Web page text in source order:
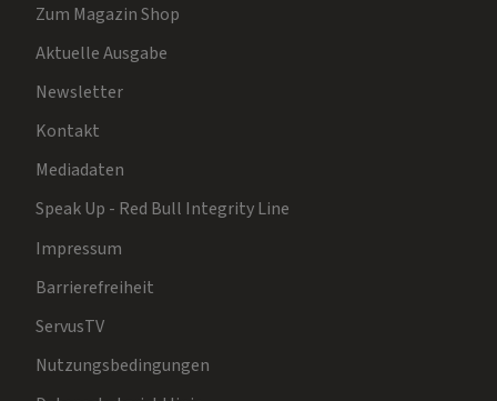
Zum Magazin Shop
Aktuelle Ausgabe
Newsletter
Kontakt
Mediadaten
Speak Up - Red Bull Integrity Line
Impressum
Barrierefreiheit
ServusTV
Nutzungsbedingungen